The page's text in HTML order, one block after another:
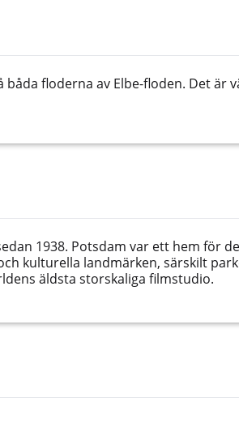
floderna av Elbe-floden. Det är
1938. Potsdam var ett hem för
kulturella landmärken, särskilt
äldsta storskaliga filmstudio.